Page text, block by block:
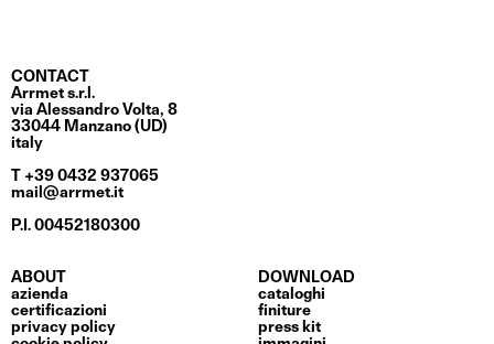
CONTACT
Arrmet s.r.l.
via Alessandro Volta, 8
33044 Manzano (UD)
italy
T +39 0432 937065
mail@arrmet.it
P.I. 00452180300
ABOUT
azienda
certificazioni
privacy policy
DOWNLOAD
cataloghi
finiture
press kit